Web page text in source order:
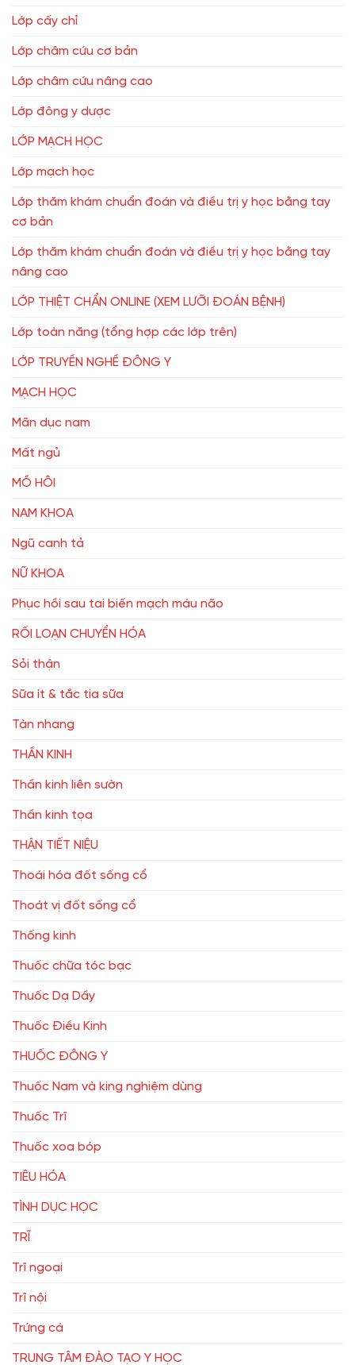
Lớp cấy chỉ
Lớp châm cứu cơ bản
Lớp châm cứu nâng cao
Lớp đông y dược
LỚP MẠCH HỌC
Lớp mạch học
Lớp thăm khám chuẩn đoán và điều trị y học bằng tay
cơ bản
Lớp thăm khám chuẩn đoán và điều trị y học bằng tay
nâng cao
LỚP THIỆT CHẨN ONLINE (XEM LƯỠI ĐOÁN BỆNH)
Lớp toàn năng (tổng hợp các lớp trên)
LỚP TRUYỀN NGHỀ ĐÔNG Y
MẠCH HỌC
Mãn dục nam
Mất ngủ
MỒ HÔI
NAM KHOA
Ngũ canh tả
NỮ KHOA
Phục hồi sau tai biến mạch máu não
RỐI LOẠN CHUYỂN HÓA
Sỏi thận
Sữa ít & tắc tia sữa
Tàn nhang
THẦN KINH
Thần kinh liên sườn
Thần kinh tọa
THẬN TIẾT NIỆU
Thoái hóa đốt sống cổ
Thoát vị đốt sống cổ
Thống kinh
Thuốc chữa tóc bạc
Thuốc Dạ Dầy
Thuốc Điều Kinh
THUỐC ĐÔNG Y
Thuốc Nam và king nghiệm dùng
Thuốc Trĩ
Thuốc xoa bóp
TIÊU HÓA
TÌNH DỤC HỌC
TRĨ
Trĩ ngoại
Trĩ nội
Trứng cá
TRUNG TÂM ĐÀO TẠO Y HỌC